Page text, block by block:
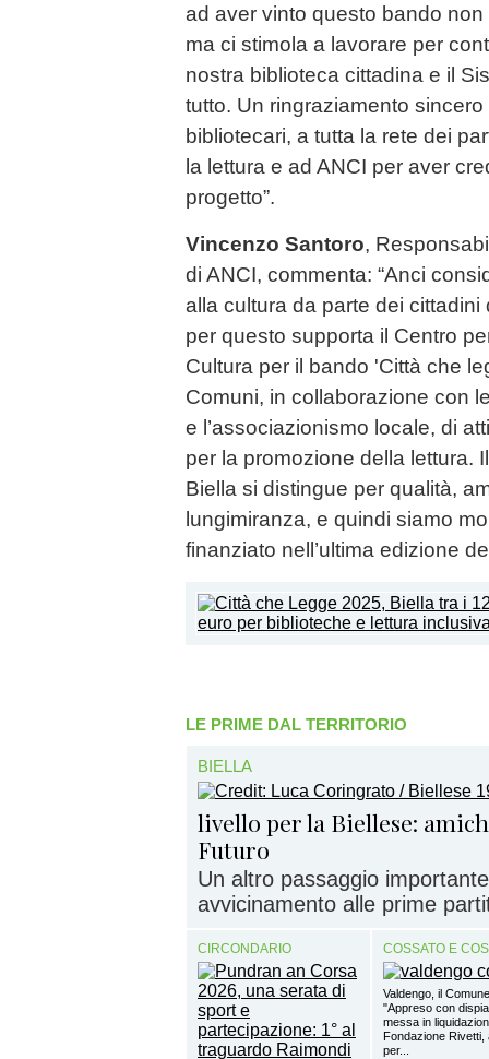
ad aver vinto questo bando
ma ci stimola a lavorare per
nostra biblioteca cittadina e il
tutto. Un ringraziamento
bibliotecari, a tutta la rete dei
la lettura e ad ANCI per aver
progetto”.
Vincenzo Santoro,
di ANCI, commenta: “Anci
alla cultura da parte dei
per questo supporta il Centro
Cultura per il bando 'Città che
Comuni, in collaborazione con
e l’associazionismo locale, di
per la promozione della lettura.
Biella si distingue per qualità,
lungimiranza, e quindi siamo
finanziato nell’ultima edizione
LE PRIME DAL TERRITORIO
BIELLA
livello per la Biellese:
Futuro
Un altro passaggio
avvicinamento alle prime
CIRCONDARIO COSSATO E
Valdengo, il
"Appreso con
messa in
Fondazione Rivetti,
per...